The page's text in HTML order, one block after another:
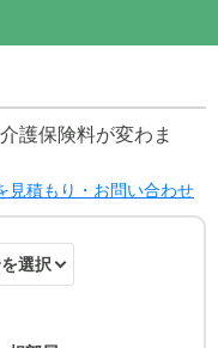
護保険料が変わま
見積もり・お問い合わせ